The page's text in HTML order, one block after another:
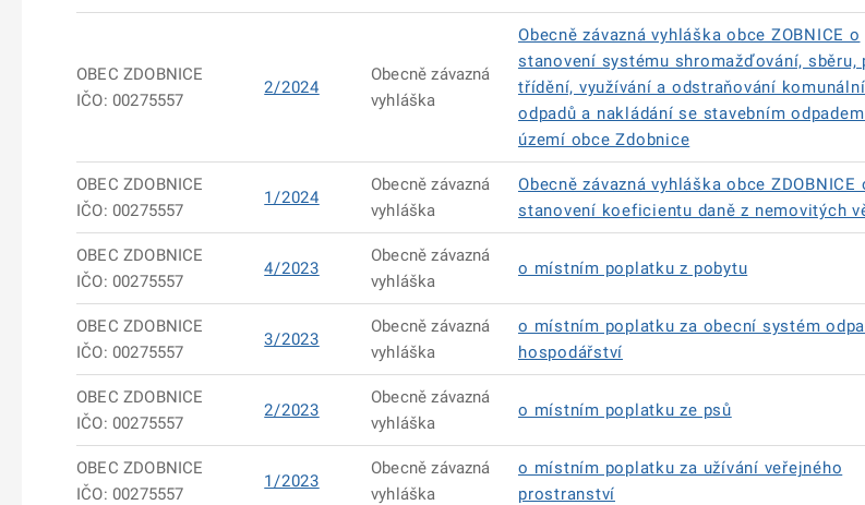
OBEC ZDOBNICE
IČO: 00275557
2/2024
Obecně závazná
vyhláška
Obecně závazná vyhláška obce ZOBNICE o
stanovení systému shromažďování, sběru,
třídění, využívání a odstraňování
odpadů a nakládání se stavebním
území obce Zdobnice
OBEC ZDOBNICE
IČO: 00275557
1/2024
Obecně závazná
vyhláška
Obecně závazná vyhláška obce ZDOBNICE
stanovení koeficientu daně z nemovitých
OBEC ZDOBNICE
IČO: 00275557
4/2023
Obecně závazná
vyhláška
o místním poplatku z pobytu
OBEC ZDOBNICE
IČO: 00275557
3/2023
Obecně závazná
vyhláška
o místním poplatku za obecní systém
hospodářství
OBEC ZDOBNICE
IČO: 00275557
2/2023
Obecně závazná
vyhláška
o místním poplatku ze psů
OBEC ZDOBNICE
IČO: 00275557
1/2023
Obecně závazná
vyhláška
o místním poplatku za užívání veřejného
prostranství